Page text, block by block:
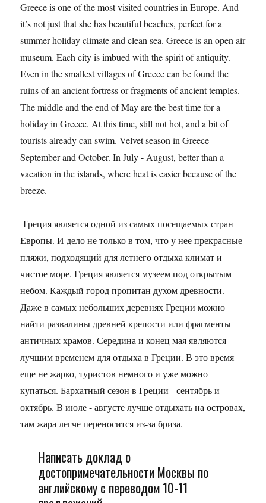
Greece is one of the most visited countries in Europe. And
it’s not just that she has beautiful beaches, perfect for a
summer holiday climate and clean sea. Greece is an open air
museum. Each city is imbued with the spirit of antiquity.
Even in the smallest villages of Greece can be found the
ruins of an ancient fortress or fragments of ancient temples.
The middle and the end of May are the best time for a
holiday in Greece. At this time, still not hot, and a bit of
tourists already can swim. Velvet season in Greece -
September and October. In July - August, better than a
vacation in the islands, where heat is easier because of the
breeze.
Греция является одной из самых посещаемых стран
Европы. И дело не только в том, что у нее прекрасные
пляжи, подходящий для летнего отдыха климат и
чистое море. Греция является музеем под открытым
небом. Каждый город пропитан духом древности.
Даже в самых небольших деревнях Греции можно
найти развалины древней крепости или фрагменты
античных храмов. Середина и конец мая являются
лучшим временем для отдыха в Греции. В это время
еще не жарко, туристов немного и уже можно
купаться. Бархатный сезон в Греции - сентябрь и
октябрь. В июле - августе лучше отдыхать на островах,
там жара легче переносится из-за бриза.
Написать доклад о
достопримечательности Москвы по
английскому с переводом 10-11